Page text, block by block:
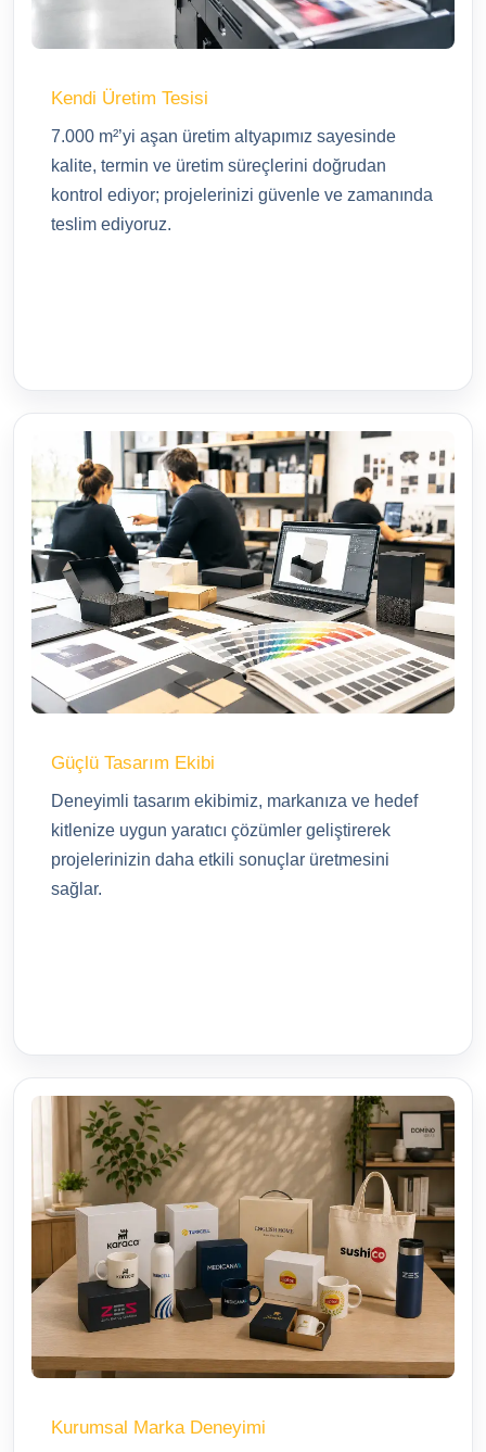
Kendi Üretim Tesisi
7.000 m²’yi aşan üretim altyapımız sayesinde
kalite, termin ve üretim süreçlerini doğrudan
kontrol ediyor; projelerinizi güvenle ve zamanında
teslim ediyoruz.
Güçlü Tasarım Ekibi
Deneyimli tasarım ekibimiz, markanıza ve hedef
kitlenize uygun yaratıcı çözümler geliştirerek
projelerinizin daha etkili sonuçlar üretmesini
sağlar.
Kurumsal Marka Deneyimi